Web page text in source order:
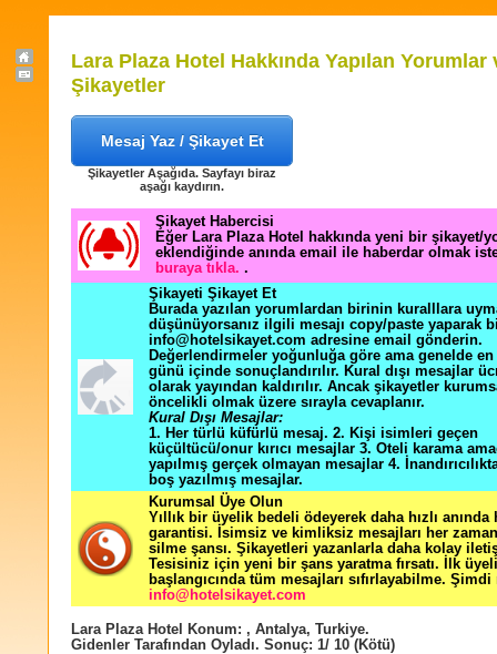
Lara Plaza Hotel Hakkında Yapılan Yorumlar
Şikayetler
Mesaj Yaz / Şikayet Et
Şikayetler Aşağıda. Sayfayı biraz
aşağı kaydırın.
Şikayet Habercisi
Eğer Lara Plaza Hotel hakkında yeni bir şikayet/
eklendiğinde anında email ile haberdar olmak
buraya tıkla. .
Şikayeti Şikayet Et
Burada yazılan yorumlardan birinin kuralllara
düşünüyorsanız ilgili mesajı copy/paste yaparak
info@hotelsikayet.com adresine email gönderin.
Değerlendirmeler yoğunluğa göre ama genelde
günü içinde sonuçlandırılır. Kural dışı mesajlar
olarak yayından kaldırılır. Ancak şikayetler
öncelikli olmak üzere sırayla cevaplanır.
Kural Dışı Mesajlar:
1. Her türlü küfürlü mesaj. 2. Kişi isimleri geçen
küçültücü/onur kırıcı mesajlar 3. Oteli karama
yapılmış gerçek olmayan mesajlar 4.
boş yazılmış mesajlar.
Kurumsal Üye Olun
Yıllık bir üyelik bedeli ödeyerek daha hızlı
garantisi. İsimsiz ve kimliksiz mesajları her zaman
silme şansı. Şikayetleri yazanlarla daha kolay
Tesisiniz için yeni bir şans yaratma fırsatı. İlk
başlangıcında tüm mesajları sıfırlayabilme. Şimdi
info@hotelsikayet.com
Lara Plaza Hotel Konum: , Antalya, Turkiye.
Gidenler Tarafından Oyladı. Sonuç: 1/ 10 (Kötü)